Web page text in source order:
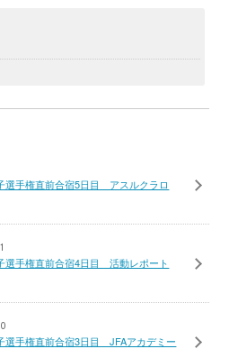
手権直前合宿5日目 アスルクラロ
手権直前合宿4日目 活動レポート
手権直前合宿3日目 JFAアカデミー